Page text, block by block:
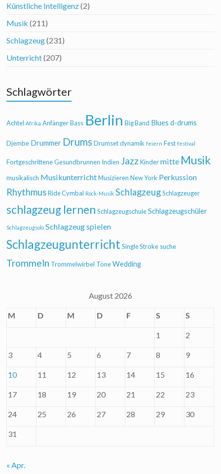
Künstliche Intelligenz(2)
Musik (211)
Schlagzeug(231)
Unterricht(207)
Schlagwörter
Achtel Afrika Anfänger Bass Berlin Big Band Blues d-drums
Djembe Drummer Drums Drumset dynamik feiern Fest festival
Fortgeschrittene Gesundbrunnen Indien Jazz Kinder mitte Musik
musikalisch Musikunterricht Musizieren New York Perkussion
Rhythmus Ride Cymbal Rock-Musik Schlagzeug Schlagzeuger
schlagzeug lernen Schlagzeugschule Schlagzeugschüler
Schlagzeugsolo Schlagzeug spielen
Schlagzeugunterricht Single Stroke suche
Trommeln Trommelwirbel Töne Wedding
August 2026
M D M D F S S
1 2
3 4 5 6 7 8 9
10 11 12 13 14 15 16
17 18 19 20 21 22 23
24 25 26 27 28 29 30
31
« Apr.